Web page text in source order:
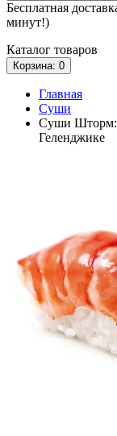
Бесплатная
минут!)
Каталог товаров
Корзина: 0
Главная
Суши
Суши Шторм:
Геленджике